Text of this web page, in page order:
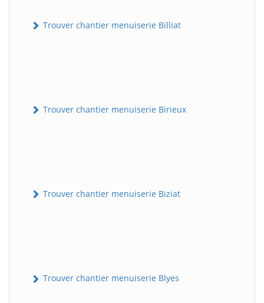
Trouver chantier menuiserie Billiat
Trouver chantier menuiserie Birieux
Trouver chantier menuiserie Biziat
Trouver chantier menuiserie Blyes